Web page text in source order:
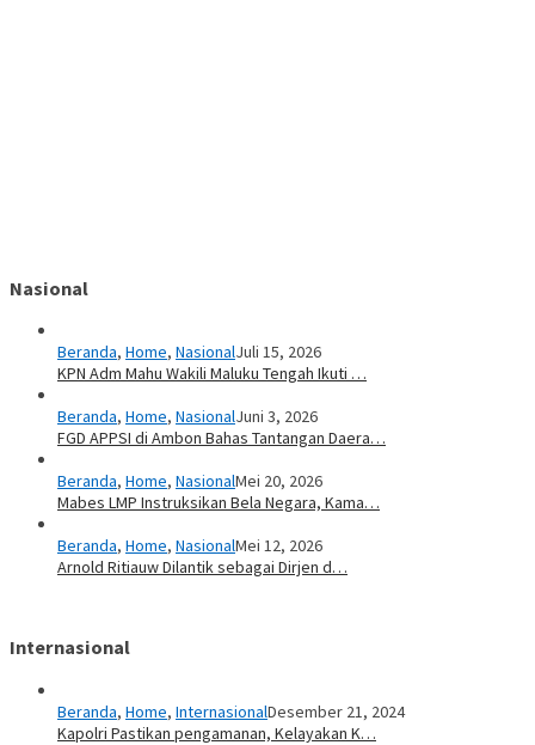
Nasional
Beranda, Home, NasionalJuli 15, 2026
KPN Adm Mahu Wakili Maluku Tengah Ikuti …
Beranda, Home, NasionalJuni 3, 2026
FGD APPSI di Ambon Bahas Tantangan Daera…
Beranda, Home, NasionalMei 20, 2026
Mabes LMP Instruksikan Bela Negara, Kama…
Beranda, Home, NasionalMei 12, 2026
Arnold Ritiauw Dilantik sebagai Dirjen d…
Internasional
Beranda, Home, InternasionalDesember 21, 2024
Kapolri Pastikan pengamanan, Kelayakan K…